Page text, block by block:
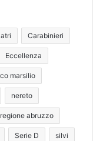
atri Carabinieri
Eccellenza
marsilio
nereto
regione abruzzo
Serie D silvi